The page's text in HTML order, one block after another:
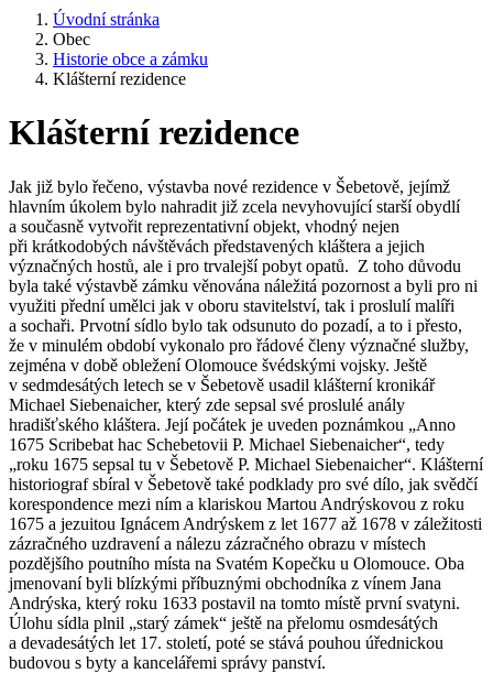
Úvodní stránka
Obec
Historie obce a zámku
Klášterní rezidence
Klášterní rezidence
Jak již bylo řečeno, výstavba nové rezidence v Šebetově, jejímž
hlavním úkolem bylo nahradit již zcela nevyhovující starší obydlí
a současně vytvořit reprezentativní objekt, vhodný nejen
při krátkodobých návštěvách představených kláštera a jejich
význačných hostů, ale i pro trvalejší pobyt opatů. Z toho důvodu
byla také výstavbě zámku věnována náležitá pozornost a byli pro ni
využiti přední umělci jak v oboru stavitelství, tak i proslulí malíři
a sochaři. Prvotní sídlo bylo tak odsunuto do pozadí, a to i přesto,
že v minulém období vykonalo pro řádové členy význačné služby,
zejména v době obležení Olomouce švédskými vojsky. Ještě
v sedmdesátých letech se v Šebetově usadil klášterní kronikář
Michael Siebenaicher, který zde sepsal své proslulé anály
hradišťského kláštera. Její počátek je uveden poznámkou „Anno
1675 Scribebat hac Schebetovii P. Michael Siebenaicher“, tedy
„roku 1675 sepsal tu v Šebetově P. Michael Siebenaicher“. Klášterní
historiograf sbíral v Šebetově také podklady pro své dílo, jak svědčí
korespondence mezi ním a klariskou Martou Andrýskovou z roku
1675 a jezuitou Ignácem Andrýskem z let 1677 až 1678 v záležitosti
zázračného uzdravení a nálezu zázračného obrazu v místech
pozdějšího poutního místa na Svatém Kopečku u Olomouce. Oba
jmenovaní byli blízkými příbuznými obchodníka z vínem Jana
Andrýska, který roku 1633 postavil na tomto místě první svatyni.
Úlohu sídla plnil „starý zámek“ ještě na přelomu osmdesátých
a devadesátých let 17. století, poté se stává pouhou úřednickou
budovou s byty a kancelářemi správy panství.